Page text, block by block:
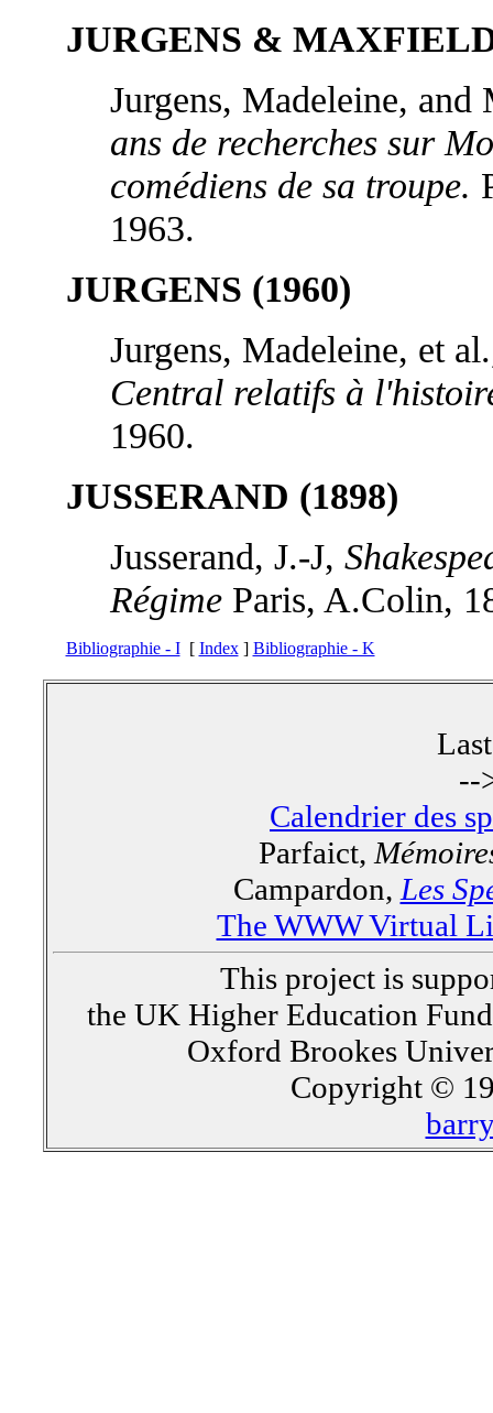
JURGENS &
Jurgens, Madeleine,
ans de recherches sur
comédiens de sa troupe.
1963.
JURGENS (1960)
Jurgens, Madeleine, et
Central relatifs à
1960.
JUSSERAND (1898)
Jusserand, J.-J,
RégimeParis, A.Colin,
Bibliographie - I[ Index] Bibliographie - K
--
Calendrier des
Parfaict,
Campardon, Les
The WWW Virtual
This project is
the UK Higher Education
Oxford Brookes
Copyright ©